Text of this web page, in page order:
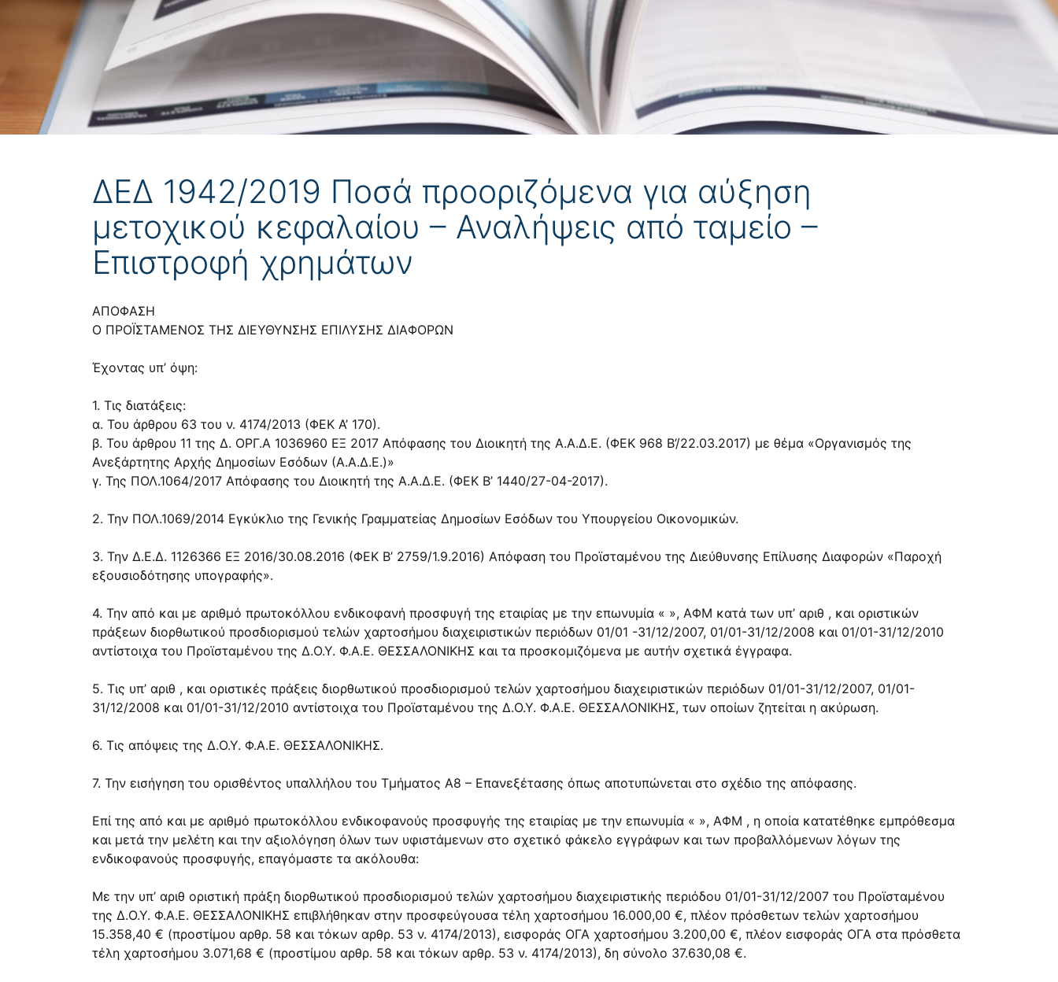
ΔΕΔ 1942/2019 Ποσά προοριζόμενα για αύξηση
μετοχικού κεφαλαίου – Αναλήψεις από ταμείο –
Επιστροφή χρημάτων
ΑΠΟΦΑΣΗ
Ο ΠΡΟΪΣΤΑΜΕΝΟΣ ΤΗΣ ΔΙΕΥΘΥΝΣΗΣ ΕΠΙΛΥΣΗΣ ΔΙΑΦΟΡΩΝ
Έχοντας υπ’ όψη:
1. Τις διατάξεις:
α. Του άρθρου 63 του ν. 4174/2013 (ΦΕΚ Α’ 170).
β. Του άρθρου 11 της Δ. ΟΡΓ.Α 1036960 ΕΞ 2017 Απόφασης του Διοικητή της Α.Α.Δ.Ε. (ΦΕΚ 968 Β’/22.03.2017) με θέμα «Οργανισμός της
Ανεξάρτητης Αρχής Δημοσίων Εσόδων (Α.Α.Δ.Ε.)»
γ. Της ΠΟΛ.1064/2017 Απόφασης του Διοικητή της Α.Α.Δ.Ε. (ΦΕΚ Β’ 1440/27-04-2017).
2. Την ΠΟΛ.1069/2014 Εγκύκλιο της Γενικής Γραμματείας Δημοσίων Εσόδων του Υπουργείου Οικονομικών.
3. Την Δ.Ε.Δ. 1126366 ΕΞ 2016/30.08.2016 (ΦΕΚ Β’ 2759/1.9.2016) Απόφαση του Προϊσταμένου της Διεύθυνσης Επίλυσης Διαφορών «Παροχή
εξουσιοδότησης υπογραφής».
4. Την από και με αριθμό πρωτοκόλλου ενδικοφανή προσφυγή της εταιρίας με την επωνυμία « », ΑΦΜ κατά των υπ’ αριθ , και οριστικών
πράξεων διορθωτικού προσδιορισμού τελών χαρτοσήμου διαχειριστικών περιόδων 01/01 -31/12/2007, 01/01-31/12/2008 και 01/01-31/12/2010
αντίστοιχα του Προϊσταμένου της Δ.Ο.Υ. Φ.Α.Ε. ΘΕΣΣΑΛΟΝΙΚΗΣ και τα προσκομιζόμενα με αυτήν σχετικά έγγραφα.
5. Τις υπ’ αριθ , και οριστικές πράξεις διορθωτικού προσδιορισμού τελών χαρτοσήμου διαχειριστικών περιόδων 01/01-31/12/2007, 01/01-
31/12/2008 και 01/01-31/12/2010 αντίστοιχα του Προϊσταμένου της Δ.Ο.Υ. Φ.Α.Ε. ΘΕΣΣΑΛΟΝΙΚΗΣ, των οποίων ζητείται η ακύρωση.
6. Τις απόψεις της Δ.Ο.Υ. Φ.Α.Ε. ΘΕΣΣΑΛΟΝΙΚΗΣ.
7. Την εισήγηση του ορισθέντος υπαλλήλου του Τμήματος Α8 – Επανεξέτασης όπως αποτυπώνεται στο σχέδιο της απόφασης.
Επί της από και με αριθμό πρωτοκόλλου ενδικοφανούς προσφυγής της εταιρίας με την επωνυμία « », ΑΦΜ , η οποία κατατέθηκε εμπρόθεσμα
και μετά την μελέτη και την αξιολόγηση όλων των υφιστάμενων στο σχετικό φάκελο εγγράφων και των προβαλλόμενων λόγων της
ενδικοφανούς προσφυγής, επαγόμαστε τα ακόλουθα:
Με την υπ’ αριθ οριστική πράξη διορθωτικού προσδιορισμού τελών χαρτοσήμου διαχειριστικής περιόδου 01/01-31/12/2007 του Προϊσταμένου
της Δ.Ο.Υ. Φ.Α.Ε. ΘΕΣΣΑΛΟΝΙΚΗΣ επιβλήθηκαν στην προσφεύγουσα τέλη χαρτοσήμου 16.000,00 €, πλέον πρόσθετων τελών χαρτοσήμου
15.358,40 € (προστίμου αρθρ. 58 και τόκων αρθρ. 53 ν. 4174/2013), εισφοράς ΟΓΑ χαρτοσήμου 3.200,00 €, πλέον εισφοράς ΟΓΑ στα πρόσθετα
τέλη χαρτοσήμου 3.071,68 € (προστίμου αρθρ. 58 και τόκων αρθρ. 53 ν. 4174/2013), δη σύνολο 37.630,08 €.